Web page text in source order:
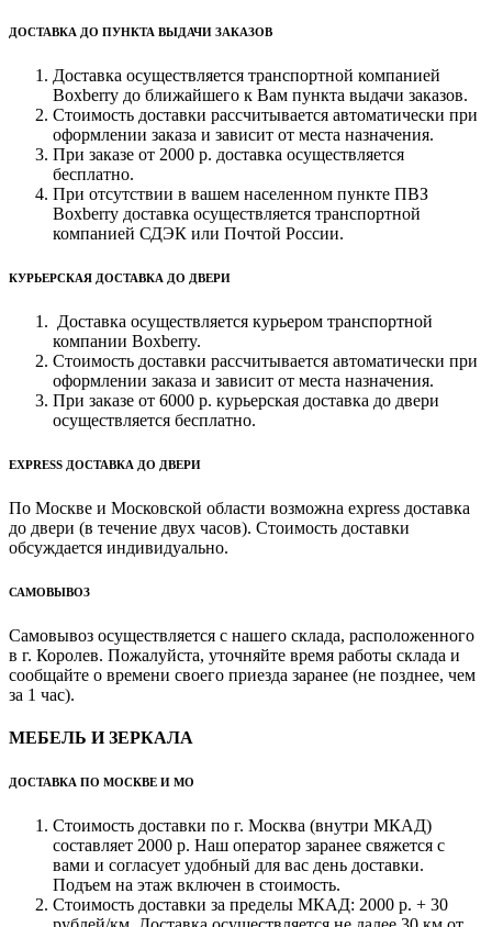
ДОСТАВКА ДО ПУНКТА ВЫДАЧИ ЗАКАЗОВ
Доставка осуществляется транспортной компанией
Boxberry до ближайшего к Вам пункта выдачи заказов.
Стоимость доставки рассчитывается автоматически при
оформлении заказа и зависит от места назначения.
При заказе от 2000 р. доставка осуществляется
бесплатно.
При отсутствии в вашем населенном пункте ПВЗ
Boxberry доставка осуществляется транспортной
компанией СДЭК или Почтой России.
КУРЬЕРСКАЯ ДОСТАВКА ДО ДВЕРИ
Доставка осуществляется курьером транспортной
компании Boxberry.
Стоимость доставки рассчитывается автоматически при
оформлении заказа и зависит от места назначения.
При заказе от 6000 р. курьерская доставка до двери
осуществляется бесплатно.
EXPRESS ДОСТАВКА ДО ДВЕРИ
По Москве и Московской области возможна express доставка
до двери (в течение двух часов). Стоимость доставки
обсуждается индивидуально.
САМОВЫВОЗ
Самовывоз осуществляется с нашего склада, расположенного
в г. Королев. Пожалуйста, уточняйте время работы склада и
сообщайте о времени своего приезда заранее (не позднее, чем
за 1 час).
МЕБЕЛЬ И ЗЕРКАЛА
ДОСТАВКА ПО МОСКВЕ И МО
Стоимость доставки по г. Москва (внутри МКАД)
составляет 2000 р. Наш оператор заранее свяжется с
вами и согласует удобный для вас день доставки.
Подъем на этаж включен в стоимость.
Стоимость доставки за пределы МКАД: 2000 р. + 30